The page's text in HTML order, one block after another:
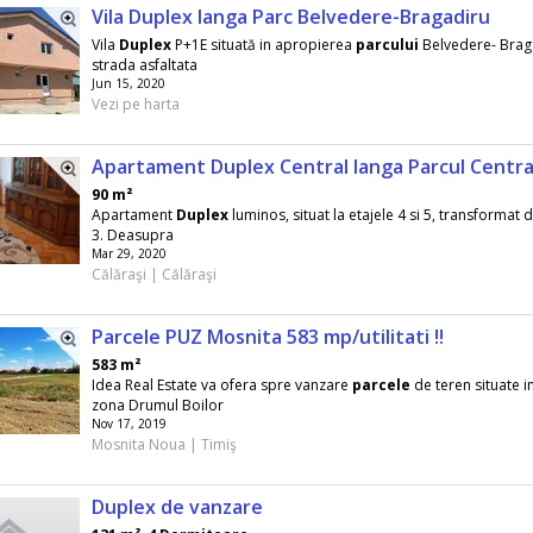
Vila Duplex langa Parc Belvedere-Bragadiru
Vila DuplexP+1E situată in apropierea parcului Belvedere-
strada asfaltata
Jun 15, 2020
Vezi pe harta
Apartament Duplex Central langa Parcul
90 m²
Apartament Duplexluminos, situat la etajele 4 si 5, transformat
3. Deasupra
Mar 29, 2020
Călăraşi | Călăraşi
Parcele PUZ Mosnita 583 mp/utilitati !!
583 m²
Idea Real Estate va ofera spre vanzare parcele de teren situate
zona Drumul Boilor
Nov 17, 2019
Mosnita Noua | Timiş
Duplex de vanzare